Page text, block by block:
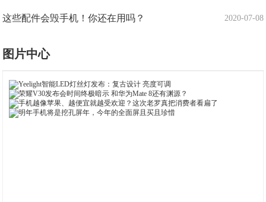
2020-07-08
这些配件会毁手机！你还在用吗？
图片中心